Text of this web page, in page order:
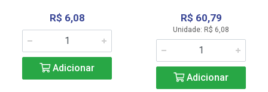
R$ 6,08
Adicionar
R$ 60,79
Unidade: R$ 6,08
Adicionar